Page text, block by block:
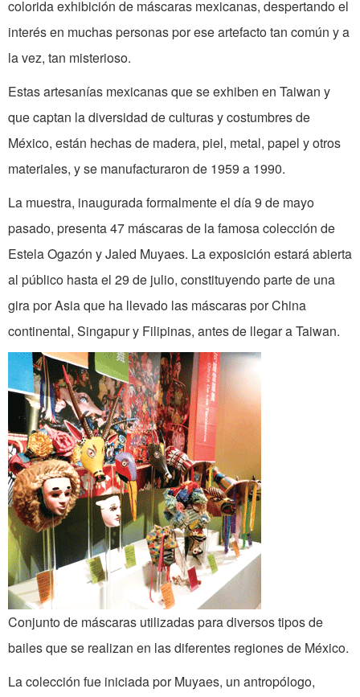
colorida exhibición de máscaras mexicanas, despertando el
interés en muchas personas por ese artefacto tan común y a
la vez, tan misterioso.
Estas artesanías mexicanas que se exhiben en Taiwan y
que captan la diversidad de culturas y costumbres de
México, están hechas de madera, piel, metal, papel y otros
materiales, y se manufacturaron de 1959 a 1990.
La muestra, inaugurada formalmente el día 9 de mayo
pasado, presenta 47 máscaras de la famosa colección de
Estela Ogazón y Jaled Muyaes. La exposición estará abierta
al público hasta el 29 de julio, constituyendo parte de una
gira por Asia que ha llevado las máscaras por China
continental, Singapur y Filipinas, antes de llegar a Taiwan.
Conjunto de máscaras utilizadas para diversos tipos de
bailes que se realizan en las diferentes regiones de México.
La colección fue iniciada por Muyaes, un antropólogo,